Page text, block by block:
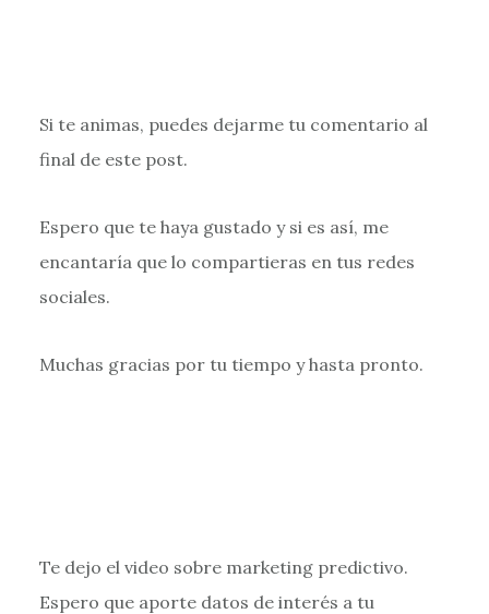
Si te animas, puedes dejarme tu comentario al
final de este post.
Espero que te haya gustado y si es así, me
encantaría que lo compartieras en tus redes
sociales.
Muchas gracias por tu tiempo y hasta pronto.
Te dejo el video sobre marketing predictivo.
Espero que aporte datos de interés a tu